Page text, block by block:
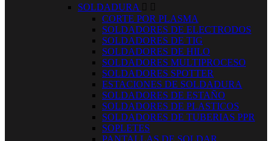
SOLDADURA  
CORTE POR PLASMA
SOLDADORES DE ELECTRODOS
SOLDADORES DE TIG
SOLDADORES DE HILO
SOLDADORES MULTIPROCESO
SOLDADORES SPOTTER
ESTACIONES DE SOLDADURA
SOLDADORES DE ESTAÑO
SOLDADORES DE PLASTICOS
SOLDADORES DE TUBERIAS PPR
SOPLETES
PANTALLAS DE SOLDAR